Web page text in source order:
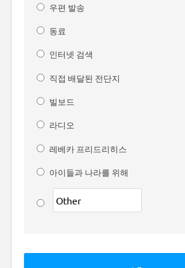
우편 발송
동료
인터넷 검색
직접 배달된 전단지
빌보드
라디오
레베카 프리드리히스
아이들과 나라를 위해